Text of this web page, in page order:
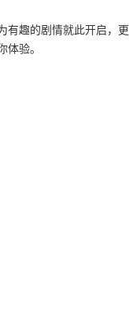
有趣的剧情就此开启，更
验。